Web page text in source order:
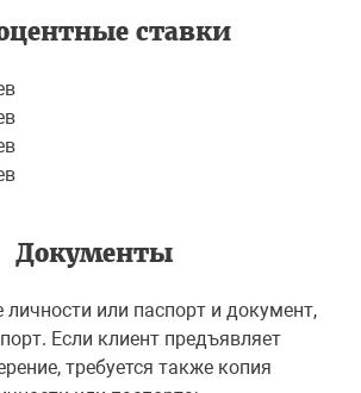
ставки
Документы
личности или паспорт и документ,
Если клиент предъявляет
требуется также копия